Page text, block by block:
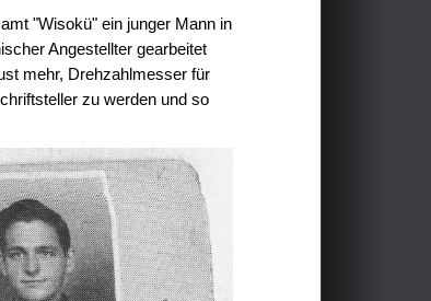
"Wisokü" ein junger Mann in
Angestellter gearbeitet
mehr, Drehzahlmesser für
zu werden und so